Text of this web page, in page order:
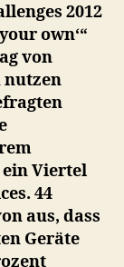
2012
own‘“
von
nutzen
Viertel
44
aus, dass
Geräte